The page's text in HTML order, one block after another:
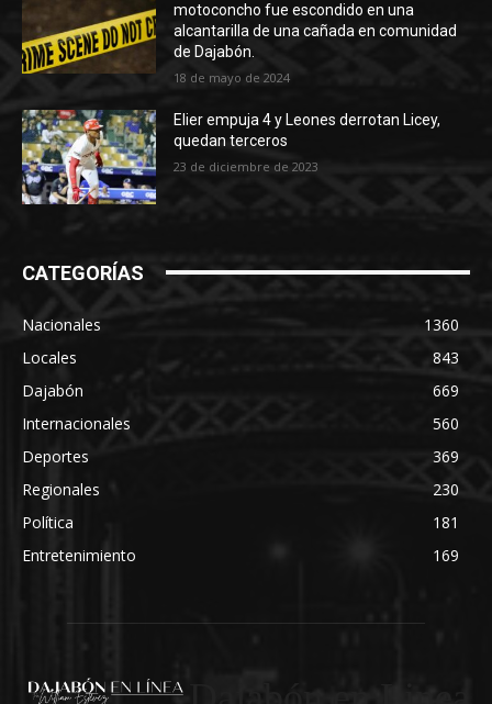
motoconcho fue escondido en una
alcantarilla de una cañada en comunidad
de Dajabón.
18 de mayo de 2024
Elier empuja 4 y Leones derrotan Licey,
quedan terceros
23 de diciembre de 2023
CATEGORÍAS
Nacionales
1360
Locales
843
Dajabón
669
Internacionales
560
Deportes
369
Regionales
230
Política
181
Entretenimiento
169